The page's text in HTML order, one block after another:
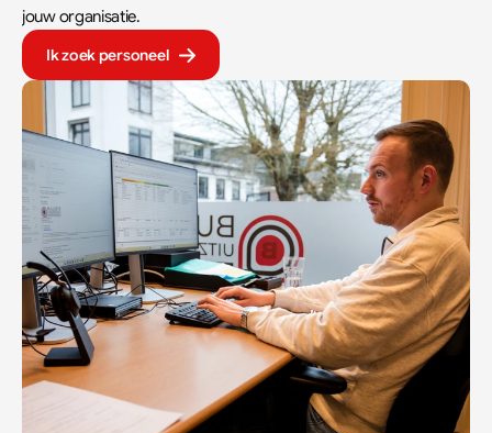
jouw organisatie.
Ik zoek personeel